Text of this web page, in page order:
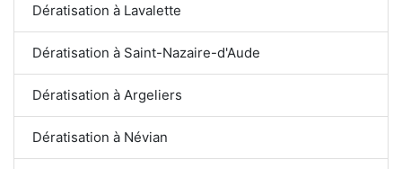
Dératisation à Lavalette
Dératisation à Saint-Nazaire-d'Aude
Dératisation à Argeliers
Dératisation à Névian